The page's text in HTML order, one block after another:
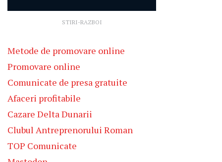
STIRI-RAZBOI
Metode de promovare online
Promovare online
Comunicate de presa gratuite
Afaceri profitabile
Cazare Delta Dunarii
Clubul Antreprenorului Roman
TOP Comunicate